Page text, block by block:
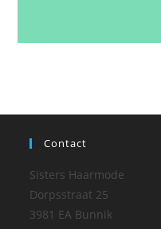
Contact
Sisters Haarmode
Dorpsstraat 25
3981 EA Bunnik